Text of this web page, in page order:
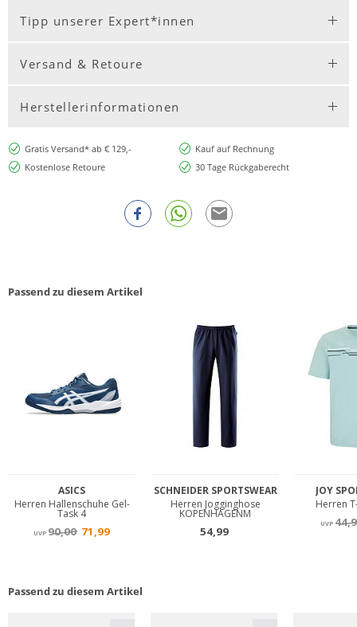
Tipp unserer Expert*innen
Versand & Retoure
Herstellerinformationen
Gratis Versand* ab € 129,-
Kauf auf Rechnung
Kostenlose Retoure
30 Tage Rückgaberecht
Passend zu diesem Artikel
Passend zu diesem Artikel